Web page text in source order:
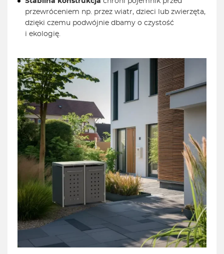
przewróceniem np. przez wiatr, dzieci lub zwierzęta,
dzięki czemu podwójnie dbamy o czystość
i ekologię.